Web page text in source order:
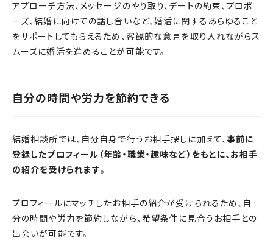
アプローチ方法、メッセージのやり取り、デートの約束、プロポ
ーズ、結婚に向けての話し合いなど、婚活に関するあらゆること
をサポートしてもらえるため、客観的な意見を取り入れながらス
ムーズに婚活を進めることが可能です。
自分の時間や労力を節約できる
結婚相談所では、自分自身で行うお相手探しに加えて、事前に
登録したプロフィール（年齢・職業・趣味など）をもとに、お相手
の紹介を受けられます。
プロフィールにマッチしたお相手の紹介が受けられるため、自
分の時間や労力を節約しながら、希望条件に見合うお相手との
出会いが可能です。